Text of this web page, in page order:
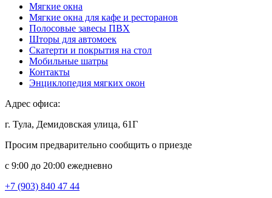
Мягкие окна
Мягкие окна для кафе и ресторанов
Полосовые завесы ПВХ
Шторы для автомоек
Скатерти и покрытия на стол
Мобильные шатры
Контакты
Энциклопедия мягких окон
Адрес офиса:
г. Тула, Демидовская улица, 61Г
Просим предварительно сообщить о приезде
c 9:00 до 20:00 ежедневно
+7 (903) 840 47 44